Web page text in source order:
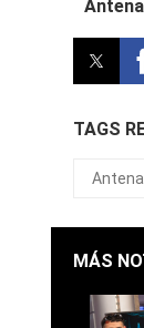
TAGS
MÁS